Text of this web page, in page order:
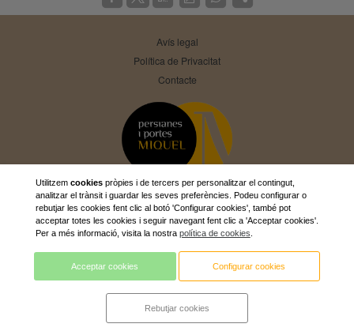
Avís legal
Política de Privacitat
Contacte
PERSIANAS MIQUEL SA
973560144
comercial@persianesmiquel.com
Utilitzem cookiespròpies i de tercers per personalitzar el contingut,
analitzar el trànsit i guardar les seves preferències. Podeu configurar o
rebutjar les cookies fent clic al botó 'Configurar cookies', també pot
acceptar totes les cookies i seguir navegant fent clic a 'Acceptar cookies'.
Per a més informació, visita la nostra política de cookies
Acceptar cookies Configurar cookies
Rebutjar cookies